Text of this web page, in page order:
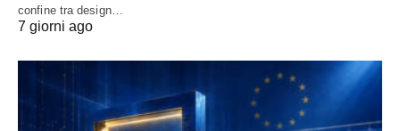
confine tra design…
7 giorni ago